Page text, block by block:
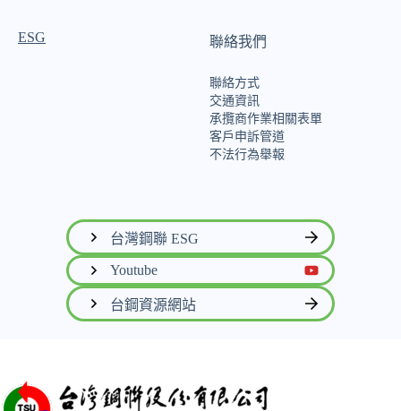
ESG 聯絡我們
聯絡方式
交通資訊
承攬商作業相關表單
客戶申訴管道
不法行為舉報
台灣鋼聯 ESG
Youtube
台鋼資源網站